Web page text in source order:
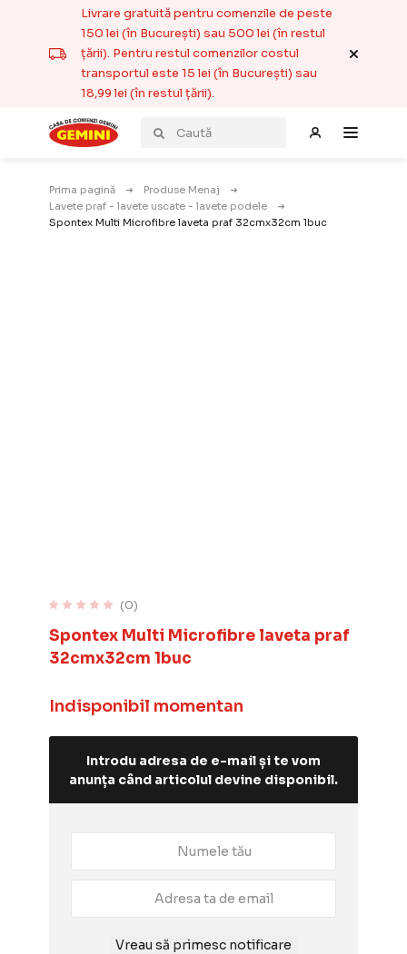
Livrare gratuită pentru comenzile de peste
150 lei (în București) sau 500 lei (în restul
țării). Pentru restul comenzilor costul
transportul este 15 lei (în București) sau
18,99 lei (în restul țării).
Prima pagină
Produse Menaj
Lavete praf - lavete uscate - lavete podele
Spontex Multi Microfibre laveta praf 32cmx32cm 1buc
(0)
Spontex Multi Microfibre laveta praf
32cmx32cm 1buc
Indisponibil momentan
Introdu adresa de e-mail și te vom
anunța când articolul devine disponibil.
Vreau să primesc notificare